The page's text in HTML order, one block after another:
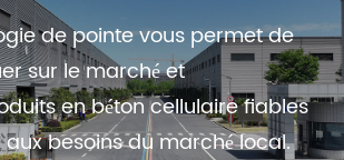
de pointe vous permet de
sur le marché et
en béton cellulaire fiables
besoins du marché local.